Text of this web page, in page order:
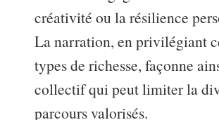
créativité ou la résilience
La narration, en privilégiant
types de richesse, façonne
collectif qui peut limiter la
parcours valorisés.